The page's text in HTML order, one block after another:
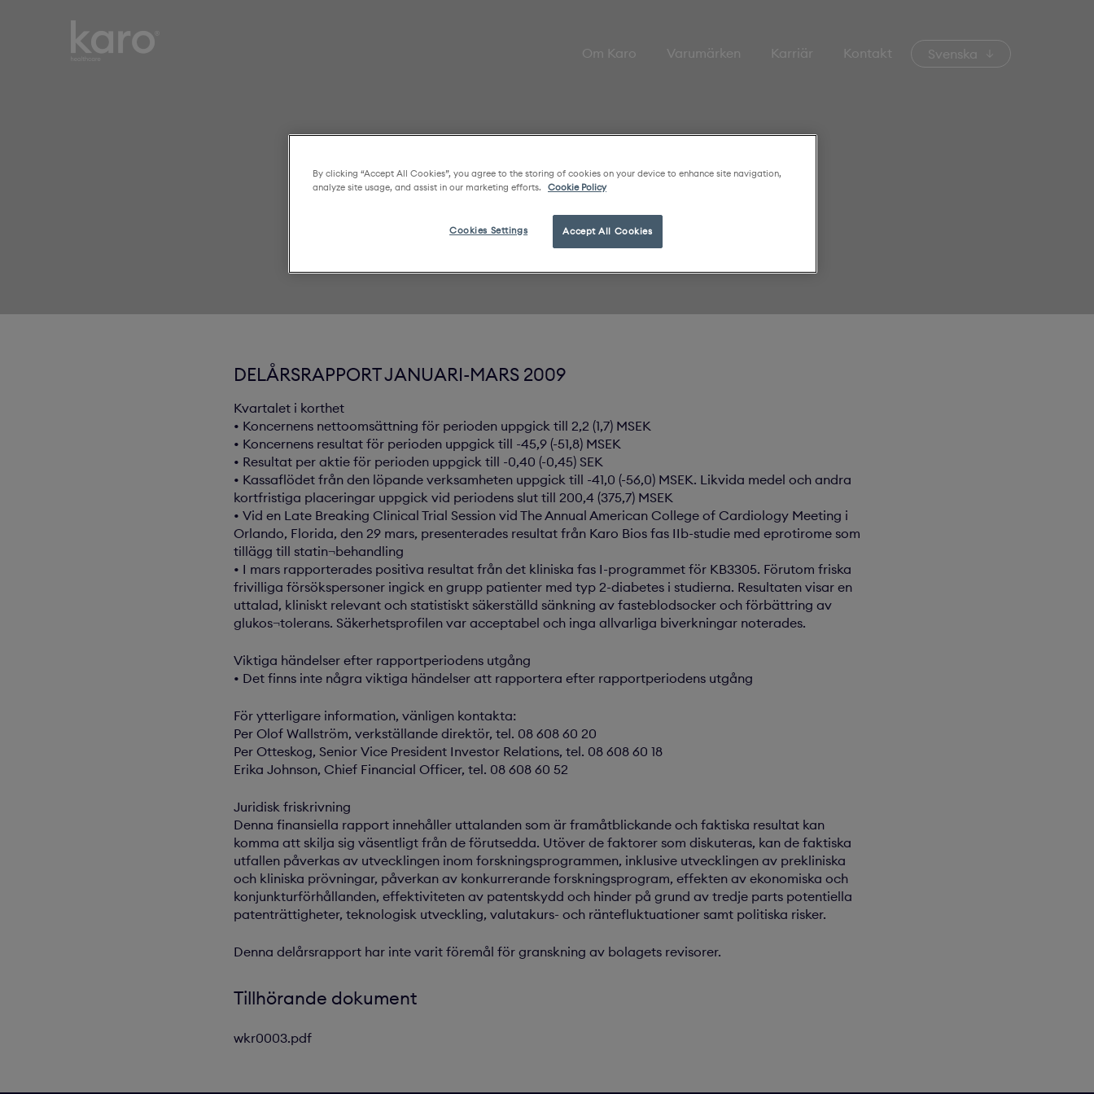
Karo
Healthcare
Smart choices for
everyday healthcare
Om Karo Varumärken Karriär Kontakt Svenska
DELÅRSRAPPORT JANUARI-MARS 2009
Kvartalet i korthet
• Koncernens nettoomsättning för perioden uppgick till 2,2 (1,7) MSEK
• Koncernens resultat för perioden uppgick till -45,9 (-51,8) MSEK
• Resultat per aktie för perioden uppgick till -0,40 (-0,45) SEK
• Kassaflödet från den löpande verksamheten uppgick till -41,0 (-56,0) MSEK. Likvida medel och andra
kortfristiga placeringar uppgick vid periodens slut till 200,4 (375,7) MSEK
• Vid en Late Breaking Clinical Trial Session vid The Annual American College of Cardiology Meeting i
Orlando, Florida, den 29 mars, presenterades resultat från Karo Bios fas IIb-studie med eprotirome som
tillägg till statin¬behandling
• I mars rapporterades positiva resultat från det kliniska fas I-programmet för KB3305. Förutom friska
frivilliga försökspersoner ingick en grupp patienter med typ 2-diabetes i studierna. Resultaten visar en
uttalad, kliniskt relevant och statistiskt säkerställd sänkning av fasteblodsocker och förbättring av
glukos¬tolerans. Säkerhetsprofilen var acceptabel och inga allvarliga biverkningar noterades.
Viktiga händelser efter rapportperiodens utgång
• Det finns inte några viktiga händelser att rapportera efter rapportperiodens utgång
För ytterligare information, vänligen kontakta:
Per Olof Wallström, verkställande direktör, tel. 08 608 60 20
Per Otteskog, Senior Vice President Investor Relations, tel. 08 608 60 18
Erika Johnson, Chief Financial Officer, tel. 08 608 60 52
Juridisk friskrivning
Denna finansiella rapport innehåller uttalanden som är framåtblickande och faktiska resultat kan
komma att skilja sig väsentligt från de förutsedda. Utöver de faktorer som diskuteras, kan de faktiska
utfallen påverkas av utvecklingen inom forskningsprogrammen, inklusive utvecklingen av prekliniska
och kliniska prövningar, påverkan av konkurrerande forskningsprogram, effekten av ekonomiska och
konjunkturförhållanden, effektiviteten av patentskydd och hinder på grund av tredje parts potentiella
patenträttigheter, teknologisk utveckling, valutakurs- och räntefluktuationer samt politiska risker.
Denna delårsrapport har inte varit föremål för granskning av bolagets revisorer.
Tillhörande dokument
wkr0003.pdf
By clicking “Accept All Cookies”, you agree to the storing of cookies on your device to enhance site navigation,
analyze site usage, and assist in our marketing efforts.
Cookie Policy
Accept All Cookies
Cookies Settings